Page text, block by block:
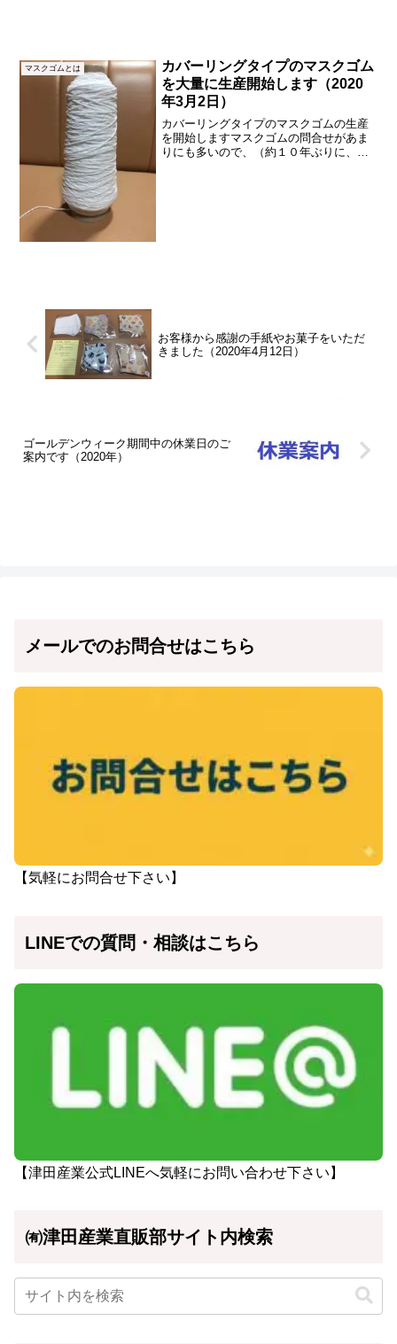
マスクゴムとは
カバーリングタイプのマスクゴム
を大量に生産開始します（2020
年3月2日）
カバーリングタイプのマスクゴムの生産
を開始しますマスクゴムの問合せがあま
りにも多いので、（約１０年ぶりに、マ
お客様から感謝の手紙やお菓子をいただ
きました（2020年4月12日）
ゴールデンウィーク期間中の休業日のご
案内です（2020年）
メールでのお問合せはこちら
【気軽にお問合せ下さい】
LINEでの質問・相談はこちら
【津田産業公式LINEへ気軽にお問い合わせ下さい】
㈲津田産業直販部サイト内検索